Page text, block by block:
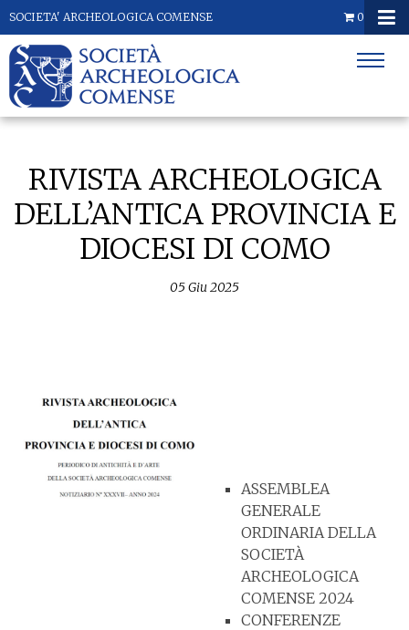
SOCIETA' ARCHEOLOGICA COMENSE 0
RIVISTA ARCHEOLOGICA
DELL’ANTICA PROVINCIA E
DIOCESI DI COMO
05Giu2025
ASSEMBLEA
GENERALE
ORDINARIA DELLA
SOCIETÀ
ARCHEOLOGICA
COMENSE 2024
CONFERENZE